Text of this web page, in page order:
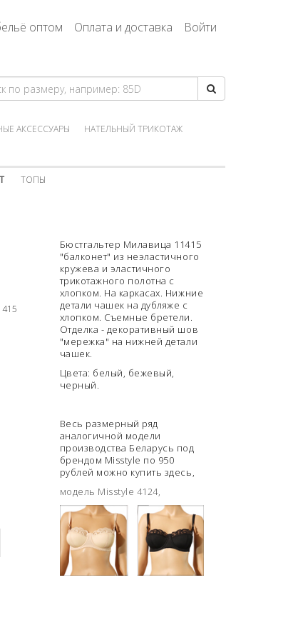
оптом Оплата и доставка Войти
АКСЕССУАРЫ
НАТЕЛЬНЫЙ ТРИКОТАЖ
ТОПЫ
Бюстгальтер Милавица 11415
"балконет" из неэластичного
кружева и эластичного
трикотажного полотна с
хлопком. На каркасах. Нижние
детали чашек на дубляже с
хлопком. Съемные бретели.
Отделка - декоративный шов
"мережка" на нижней детали
чашек.
Цвета: белый, бежевый,
черный.
Весь размерный ряд
аналогичной модели
производства Беларусь под
брендом Misstyle по 950
рублей можно купить здесь,
модель Misstyle 4124,